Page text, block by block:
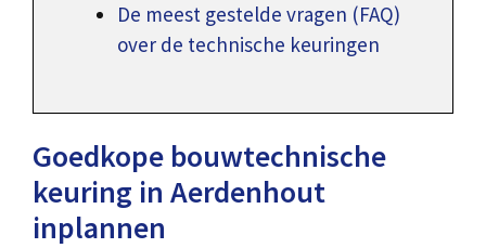
De meest gestelde vragen (FAQ)
over de technische keuringen
Goedkope bouwtechnische
keuring in Aerdenhout
inplannen